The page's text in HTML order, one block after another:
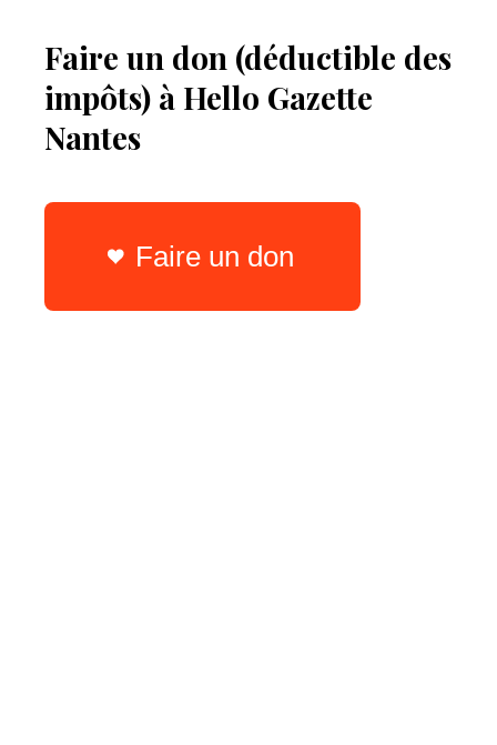
Faire un don (déductible des
impôts) à Hello Gazette
Nantes
Faire un don